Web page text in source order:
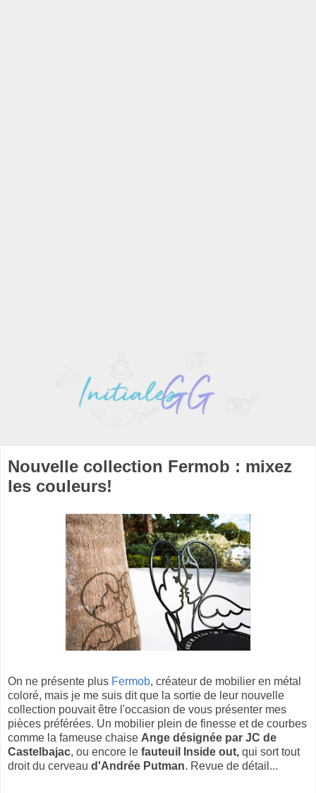
Nouvelle collection Fermob : mixez
les couleurs!
On ne présente plus Fermob, créateur de mobilier en métal
coloré, mais je me suis dit que la sortie de leur nouvelle
collection pouvait être l'occasion de vous présenter mes
pièces préférées. Un mobilier plein de finesse et de courbes
comme la fameuse chaise Ange désignée par JC de
Castelbajac, ou encore le fauteuil Inside out, qui sort tout
droit du cerveau d'Andrée Putman. Revue de détail...